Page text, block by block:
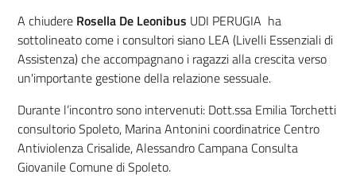
A chiudere Rosella De Leonibus UDI PERUGIA ha
sottolineato come i consultori siano LEA (Livelli Essenziali di
Assistenza) che accompagnano i ragazzi alla crescita verso
un'importante gestione della relazione sessuale.
Durante l’incontro sono intervenuti: Dott.ssa Emilia Torchetti
consultorio Spoleto, Marina Antonini coordinatrice Centro
Antiviolenza Crisalide, Alessandro Campana Consulta
Giovanile Comune di Spoleto.